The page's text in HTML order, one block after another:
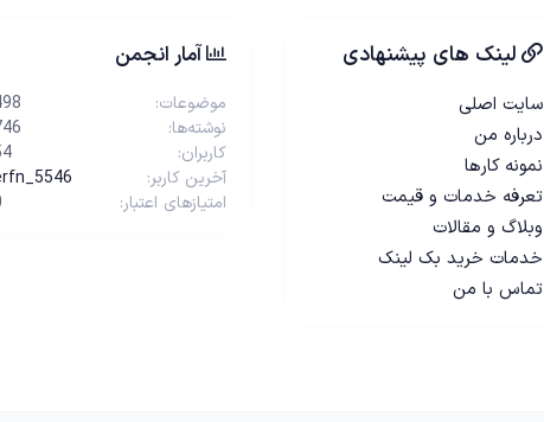
لینک های پیشنهادی
سایت اصلی
درباره من
نمونه کارها
تعرفه خدمات و قیمت
وبلاگ و مقالات
خدمات خرید بک لینک
تماس با من
آمار انجمن
موضوعات
نوشته‌ها
کاربران
آخرین کاربر
امتیازهای اعتبار